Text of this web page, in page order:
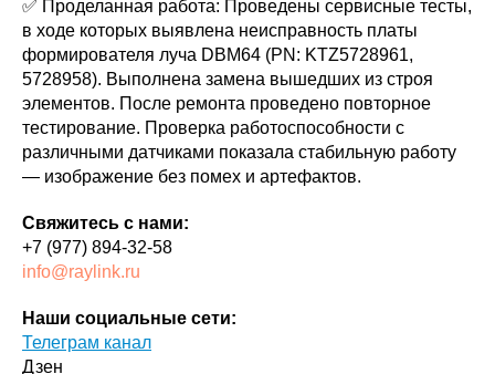
✅ Проделанная работа: Проведены сервисные тесты,
в ходе которых выявлена неисправность платы
формирователя луча DBM64 (PN: KTZ5728961,
5728958). Выполнена замена вышедших из строя
элементов. После ремонта проведено повторное
тестирование. Проверка работоспособности с
различными датчиками показала стабильную работу
— изображение без помех и артефактов.
Свяжитесь с нами:
+7 (977) 894-32-58
info@raylink.ru
Наши социальные сети:
Телеграм канал
Дзен